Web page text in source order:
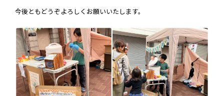
今後ともどうぞよろしくお願いいたします。